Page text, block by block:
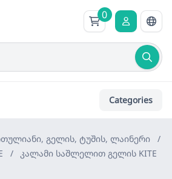
0
Categories
გელის, ტუშის, ლაინერი
/
/
კალამი საშლელით გელის KITE